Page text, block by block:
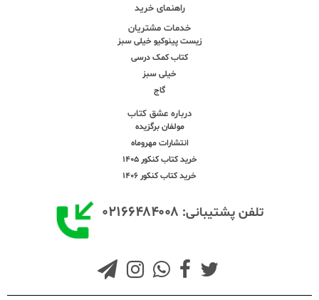
راهنمای خرید
خدمات مشتریان
زیست پینوکیو خیلی سبز
کتاب کمک درسی
خیلی سبز
گاج
درباره عشق کتاب
مولفان برگزیده
انتشارات مهروماه
خرید کتاب کنکور 1405
خرید کتاب کنکور 1406
تلفن پشتیبانی: ۰۲۱۶۶۴۸۴۰۰۸